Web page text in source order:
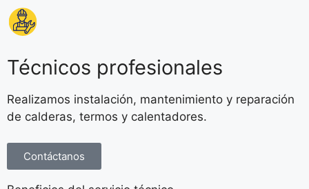
Técnicos profesionales
Realizamos instalación, mantenimiento y reparación
de calderas, termos y calentadores.
Contáctanos